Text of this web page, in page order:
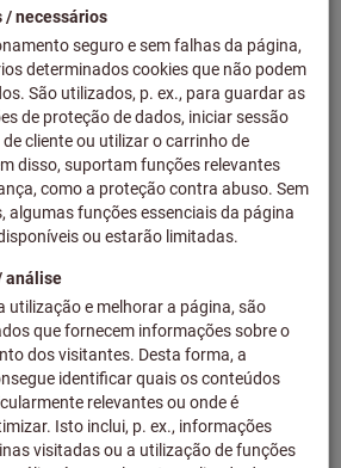
N.º do artigo: 232286
Em stock
64 variantes
a partir de
48,83 €
mais IVA à taxa atualPreços mais
custos de entrega
Ferramenta de corte SUMOCHAM
ICP k7 IC908
Iscar